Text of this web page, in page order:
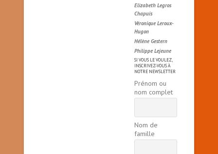
Elizabeth Legros
Chapuis
Véronique Leroux-
Hugon
Hélène Gestern
Philippe Lejeune
SI VOUS LE VOULEZ,
INSCRIVEZ-VOUS À
NOTRE NEWSLETTER
Prénom ou
nom complet
Nom de
famille